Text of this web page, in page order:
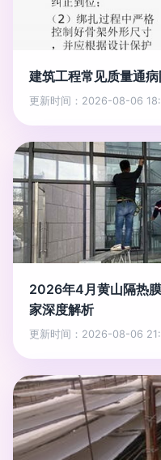
建筑工程常见质量通
更新时间：2026-08-06
2026年4月黄山隔热
家深度解析
更新时间：2026-08-06